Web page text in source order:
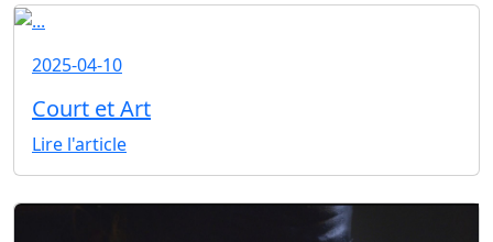
2025-04-10
Court et Art
Lire l'article